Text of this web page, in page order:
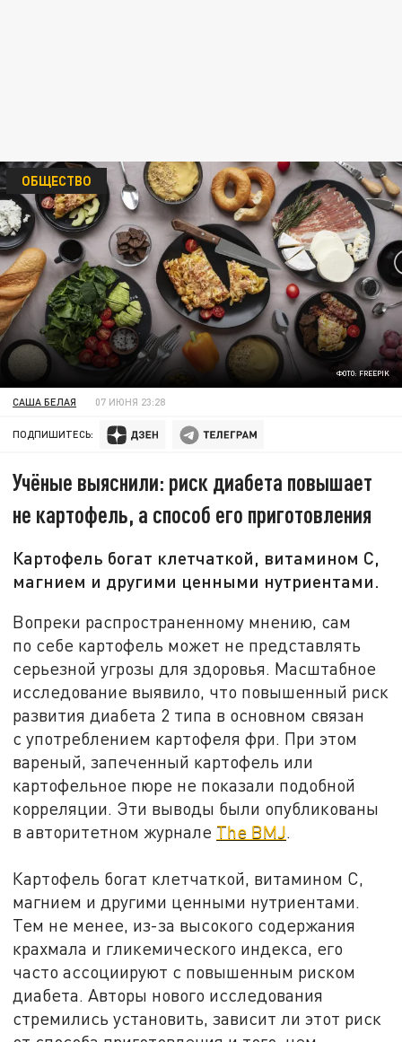
ФОТО: FREEPIK
ОБЩЕСТВО
САША БЕЛАЯ 07 ИЮНЯ 23:28
ПОДПИШИТЕСЬ:
Учёные выяснили: риск диабета повышает
не картофель, а способ его приготовления
Картофель богат клетчаткой, витамином C,
магнием и другими ценными нутриентами.
Вопреки распространенному мнению, сам
по себе картофель может не представлять
серьезной угрозы для здоровья. Масштабное
исследование выявило, что повышенный риск
развития диабета 2 типа в основном связан
с употреблением картофеля фри. При этом
вареный, запеченный картофель или
картофельное пюре не показали подобной
корреляции. Эти выводы были опубликованы
в авторитетном журнале The BMJ.
Картофель богат клетчаткой, витамином C,
магнием и другими ценными нутриентами.
Тем не менее, из-за высокого содержания
крахмала и гликемического индекса, его
часто ассоциируют с повышенным риском
диабета. Авторы нового исследования
стремились установить, зависит ли этот риск